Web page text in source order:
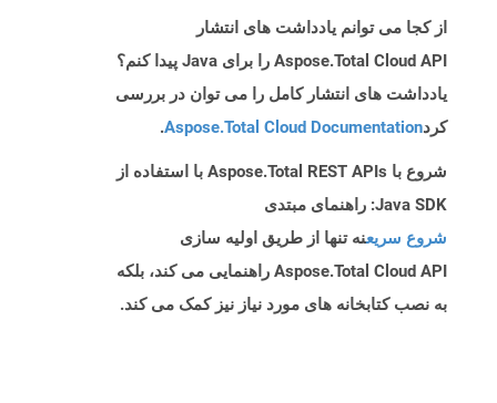
از کجا می توانم یادداشت های انتشار
Aspose.Total Cloud API را برای Java پیدا کنم؟
یادداشت های انتشار کامل را می توان در بررسی
کردAspose.Total Cloud Documentation
.
شروع با Aspose.Total REST APIs با استفاده از
Java SDK: راهنمای مبتدی
شروع سریعنه تنها از طریق اولیه سازی
Aspose.Total Cloud API راهنمایی می کند، بلکه
به نصب کتابخانه های مورد نیاز نیز کمک می کند.